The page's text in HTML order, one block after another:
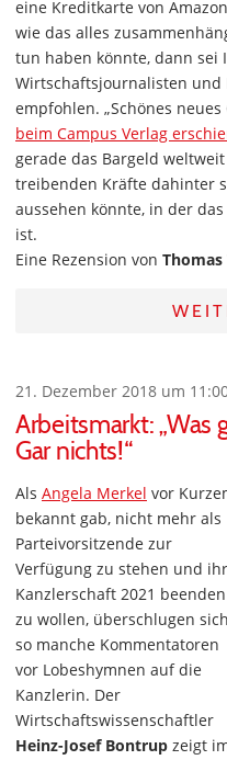
eine Kreditkarte von
wie das alles
tun haben könnte, dann sei
Wirtschaftsjournalisten und
empfohlen. „Schönes
beim Campus Verlag
gerade das Bargeld
treibenden Kräfte dahinter
aussehen könnte, in der
ist.
Eine Rezension von Thomas
21. Dezember 2018 um
Arbeitsmarkt: „Was
Gar nichts!“
Als Angela Merkel vor
bekannt gab, nicht mehr als
Parteivorsitzende zur
Verfügung zu stehen und
Kanzlerschaft 2021 beenden
zu wollen, überschlugen sich
so manche Kommentatoren
vor Lobeshymnen auf die
Kanzlerin. Der
Wirtschaftswissenschaftler
Heinz-Josef Bontrup zeigt